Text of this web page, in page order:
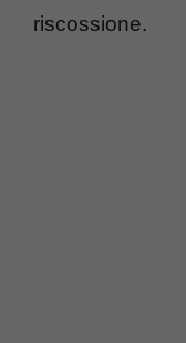
riscossione.